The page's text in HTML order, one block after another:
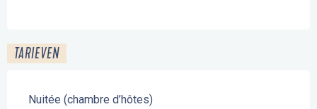
TARIEVEN
Nuitée (chambre d’hôtes)